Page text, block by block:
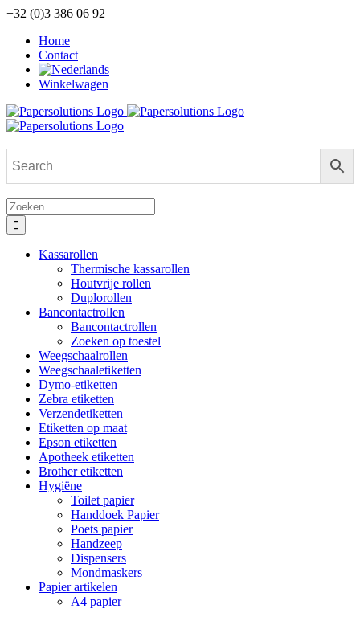
Ga
inhoud
+32 (0)3 386 06 92
Home
Contact
Winkelwagen
Zoeken
naar:
Kassarollen
Thermische kassarollen
Houtvrije rollen
Duplorollen
Bancontactrollen
Bancontactrollen
Zoeken op toestel
Weegschaalrollen
Weegschaaletiketten
Dymo-etiketten
Zebra etiketten
Verzendetiketten
Etiketten op maat
Epson etiketten
Apotheek etiketten
Brother etiketten
Hygiëne
Toilet papier
Handdoek Papier
Poets papier
Handzeep
Dispensers
Mondmaskers
Papier artikelen
A4 papier